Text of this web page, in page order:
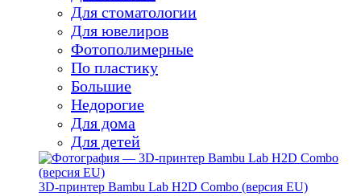
Для стоматологии
Для ювелиров
Фотополимерные
По пластику
Большие
Недорогие
Для дома
Для детей
3D-принтер Bambu Lab H2D Combo (версия EU)